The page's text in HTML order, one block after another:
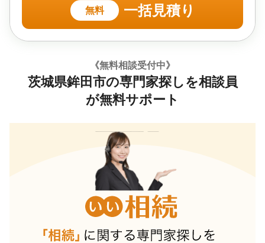
無料 一括見積り
《無料相談受付中》
茨城県鉾田市の専門家探しを相談員
が無料サポート